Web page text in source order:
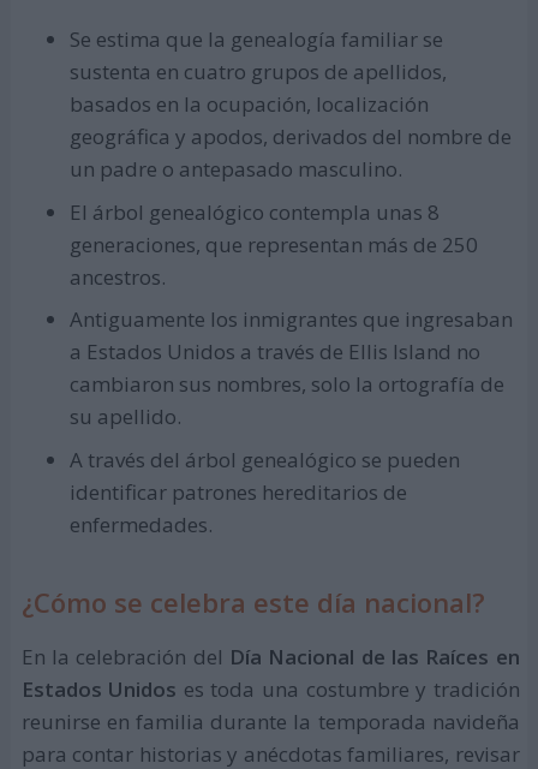
Se estima que la genealogía familiar se
sustenta en cuatro grupos de apellidos,
basados en la ocupación, localización
geográfica y apodos, derivados del nombre de
un padre o antepasado masculino.
El árbol genealógico contempla unas 8
generaciones, que representan más de 250
ancestros.
Antiguamente los inmigrantes que ingresaban
a Estados Unidos a través de Ellis Island no
cambiaron sus nombres, solo la ortografía de
su apellido.
A través del árbol genealógico se pueden
identificar patrones hereditarios de
enfermedades.
¿Cómo se celebra este día nacional?
En la celebración del Día Nacional de las Raíces en
Estados Unidos es toda una costumbre y tradición
reunirse en familia durante la temporada navideña
para contar historias y anécdotas familiares, revisar